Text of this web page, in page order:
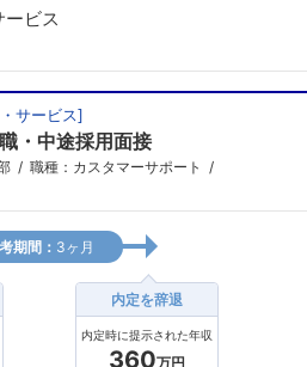
ビス
サービス]
・中途採用面接
職種：カスタマーサポート
期間： 3ヶ月
内定を辞退
内定時に提示された年収
360万円